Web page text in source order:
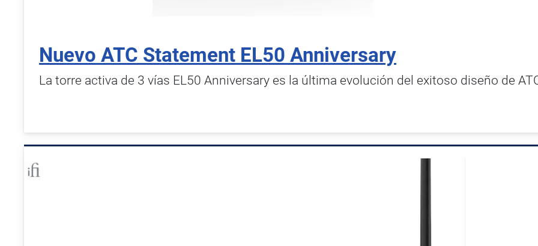
Nuevo ATC Statement EL50 Anniversary
La torre activa de 3 vías EL50 Anniversary es la última evolución del exitoso diseño de